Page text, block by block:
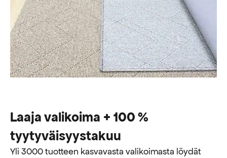
Laaja valikoima + 100 %
tyytyväisyystakuu
Yli 3000 tuotteen kasvavasta valikoimasta löydät